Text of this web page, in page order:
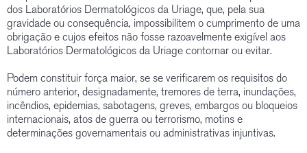
dos Laboratórios Dermatológicos da Uriage, que, pela sua
gravidade ou consequência, impossibilitem o cumprimento de uma
obrigação e cujos efeitos não fosse razoavelmente exigível aos
Laboratórios Dermatológicos da Uriage contornar ou evitar.
Podem constituir força maior, se se verificarem os requisitos do
número anterior, designadamente, tremores de terra, inundações,
incêndios, epidemias, sabotagens, greves, embargos ou bloqueios
internacionais, atos de guerra ou terrorismo, motins e
determinações governamentais ou administrativas injuntivas.